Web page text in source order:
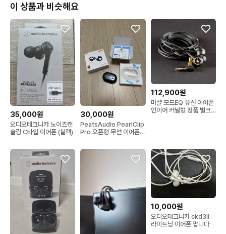
이 상품과 비슷해요
35,000원
오디오테크니카 노이즈캔
슬링 C타입 이어폰 (블랙)
30,000원
PeatsAudio PearlClip
Pro 오픈형 무선 이어폰
112,900원
마샬 모드EQ 유선 이어폰
인이어 커널형 정품 벌크
10,000원
오디오테크니카 ckd3li
라이트닝 이어폰 팝니다